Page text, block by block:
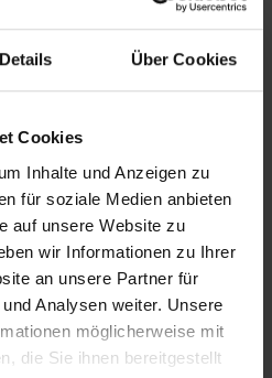
Details Über Cookies
Cookies
Inhalte und Anzeigen zu
für soziale Medien anbieten
auf unsere Website zu
wir Informationen zu Ihrer
an unsere Partner für
Analysen weiter. Unsere
möglicherweise mit
die Sie ihnen bereitgestellt
bilden eine
und Tieren. Inspiriert
ein subtil
in einer kräftigen
Farbtöne.
& Zahlung